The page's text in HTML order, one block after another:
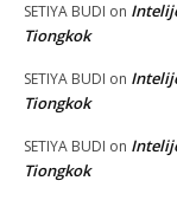
SETIYA BUDI on
Tiongkok
SETIYA BUDI on
Tiongkok
SETIYA BUDI on
Tiongkok